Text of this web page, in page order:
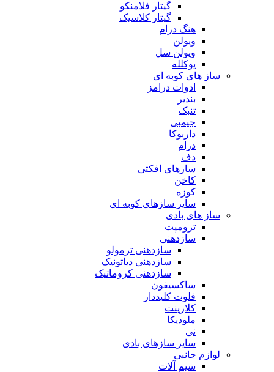
گیتار فلامنکو
گیتار کلاسیک
هنگ درام
ویولن
ویولن سل
یوکلله
ساز های کوبه ای
ادوات درامز
بندیر
تنبک
جیمبی
داربوکا
درام
دف
سازهای افکتی
کاخن
کوزه
سایر سازهای کوبه ای
ساز های بادی
ترومپت
سازدهنی
سازدهنی ترمولو
سازدهنی دیاتونیک
سازدهنی کروماتیک
ساکسیفون
فلوت کلیددار
کلارینت
ملودیکا
نی
سایر سازهای بادی
لوازم جانبی
سیم آلات